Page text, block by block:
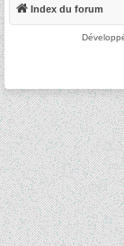
Index du forum